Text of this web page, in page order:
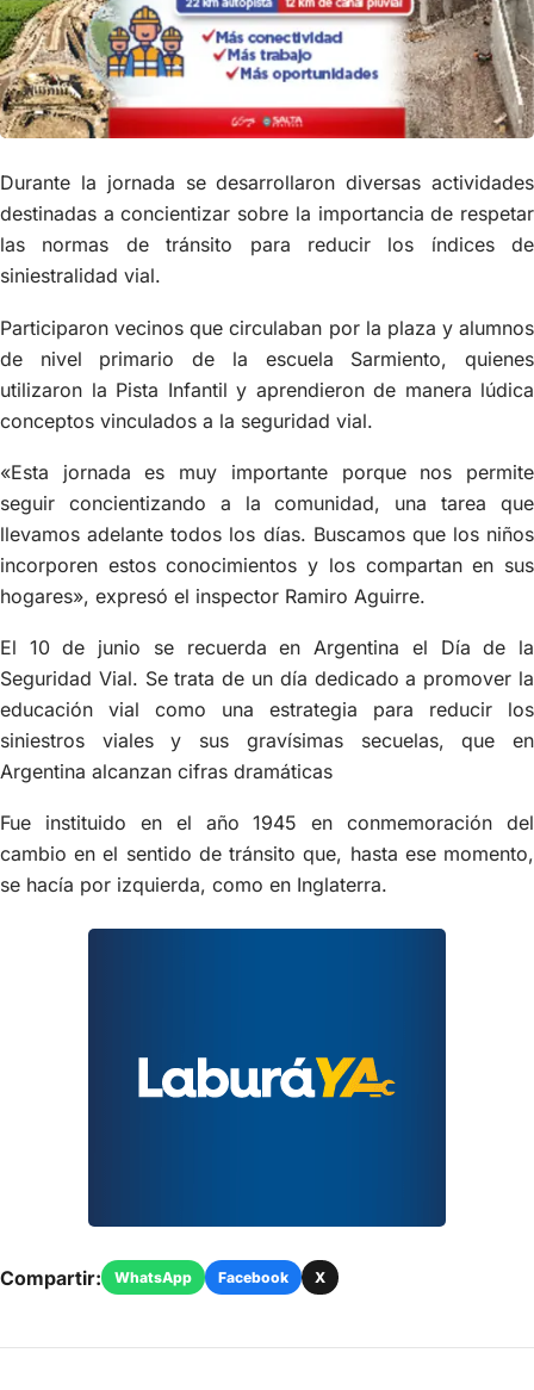
Durante la jornada se desarrollaron diversas actividades
destinadas a concientizar sobre la importancia de respetar
las normas de tránsito para reducir los índices de
siniestralidad vial.
Participaron vecinos que circulaban por la plaza y alumnos
de nivel primario de la escuela Sarmiento, quienes
utilizaron la Pista Infantil y aprendieron de manera lúdica
conceptos vinculados a la seguridad vial.
«Esta jornada es muy importante porque nos permite
seguir concientizando a la comunidad, una tarea que
llevamos adelante todos los días. Buscamos que los niños
incorporen estos conocimientos y los compartan en sus
hogares», expresó el inspector Ramiro Aguirre.
El 10 de junio se recuerda en Argentina el Día de la
Seguridad Vial. Se trata de un día dedicado a promover la
educación vial como una estrategia para reducir los
siniestros viales y sus gravísimas secuelas, que en
Argentina alcanzan cifras dramáticas
Fue instituido en el año 1945 en conmemoración del
cambio en el sentido de tránsito que, hasta ese momento,
se hacía por izquierda, como en Inglaterra.
Compartir: WhatsApp Facebook X